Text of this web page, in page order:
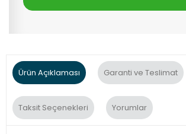
Ürün Açıklaması Garanti ve Teslimat
Taksit Seçenekleri Yorumlar